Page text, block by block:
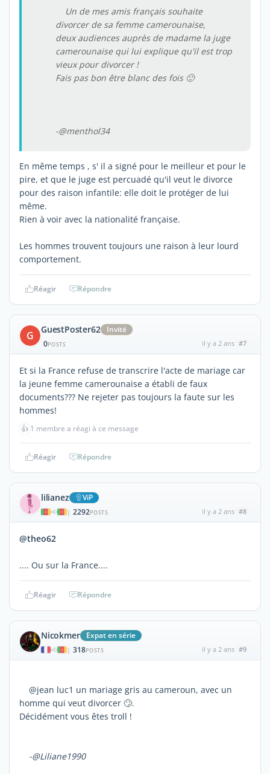
Un de mes amis français souhaite
divorcer de sa femme camerounaise,
deux audiences auprès de madame la juge
camerounaise qui lui explique qu'il est trop
vieux pour divorcer !
Fais pas bon être blanc des fois 🙂
-@menthol34
En même temps , s' il a signé pour le meilleur et pour le
pire, et que le juge est percuadé qu'il veut le divorce
pour des raison infantile: elle doit le protéger de lui
même.
Rien à voir avec la nationalité française.
Les hommes trouvent toujours une raison à leur lourd
comportement.
Réagir Répondre
G GuestPoster62
Invité
0POSTS il y a 2 ans #7
Et si la France refuse de transcrire l'acte de mariage car
la jeune femme camerounaise a établi de faux
documents??? Ne rejeter pas toujours la faute sur les
hommes!
👍 1 membre a réagi à ce message
Réagir Répondre
lilianez ViP
| 2292POSTS il y a 2 ans #8
@theo62
.... Ou sur la France....
Réagir Répondre
Nicokmer Expat en série
| 318POSTS il y a 2 ans #9
@jean luc1 un mariage gris au cameroun, avec un
homme qui veut divorcer 🙄.
Décidément vous êtes troll !
-@Liliane1990